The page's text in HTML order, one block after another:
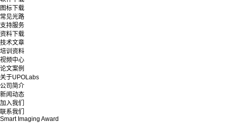
图标下载
常见光路
支持服务
资料下载
技术文章
培训资料
视频中心
论文案例
关于UPOLabs
公司简介
新闻动态
加入我们
联系我们
Smart Imaging Award